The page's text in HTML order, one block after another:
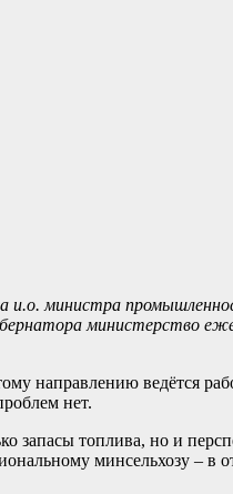
и.о. министра
министерство
направлению ведётся
нет.
запасы топлива, но и
минсельхозу – в